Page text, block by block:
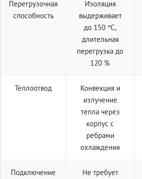
Перегрузочная
способность
Изоляция
выдерживает
до 150 °C,
длительная
перегрузка до
120 %
Теплоотвод
Конвекция и
излучение
тепла через
корпус с
рёбрами
охлаждения
Подключение
Не требует